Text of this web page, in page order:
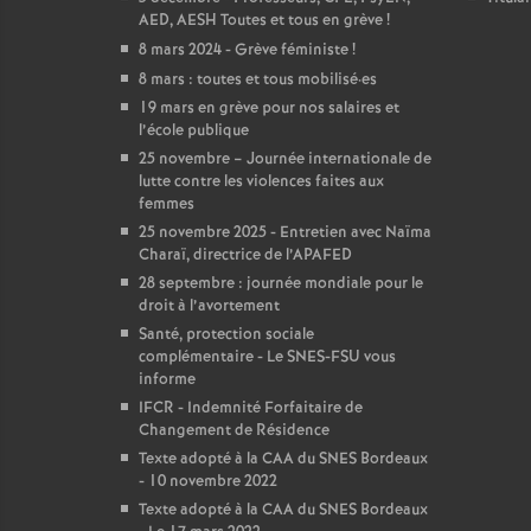
AED, AESH Toutes et tous en grève!
8 mars 2024 - Grève féministe!
8 mars : toutes et tous mobilisé·es
19 mars en grève pour nos salaires et
l’école publique
25 novembre – Journée internationale de
lutte contre les violences faites aux
femmes
25 novembre 2025 - Entretien avec Naïma
Charaï, directrice de l’APAFED
28 septembre : journée mondiale pour le
droit à l’avortement
Santé, protection sociale
complémentaire - Le SNES-FSU vous
informe
IFCR - Indemnité Forfaitaire de
Changement de Résidence
Texte adopté à la CAA du SNES Bordeaux
- 10 novembre 2022
Texte adopté à la CAA du SNES Bordeaux